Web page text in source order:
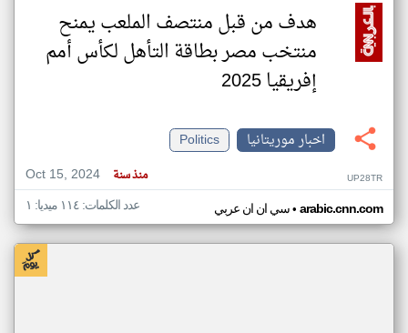
هدف من قبل منتصف الملعب يمنح
منتخب مصر بطاقة التأهل لكأس أمم
إفريقيا 2025
اخبار موريتانيا
Politics
Oct 15, 2024
منذ سنة UP28TR
سي ان ان عربي• arabic.cnn.com عدد الكلمات: ١١٤ ميديا: ١